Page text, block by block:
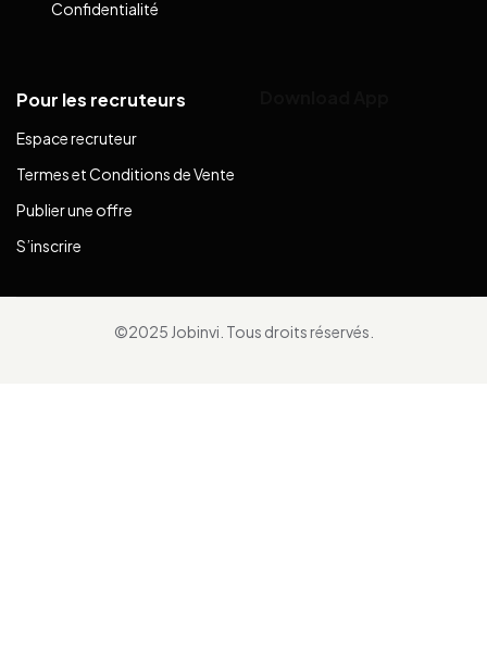
Confidentialité
Pour les recruteurs
Espace recruteur
Termes et Conditions de Vente
Publier une offre
S’inscrire
©2025 Jobinvi. Tous droits réservés.